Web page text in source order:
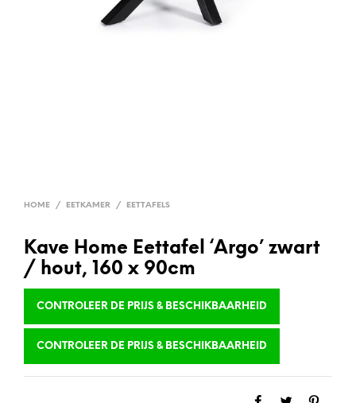
HOME / EETKAMER / EETTAFELS
Kave Home Eettafel ‘Argo’ zwart
/ hout, 160 x 90cm
CONTROLEER DE PRIJS & BESCHIKBAARHEID
CONTROLEER DE PRIJS & BESCHIKBAARHEID